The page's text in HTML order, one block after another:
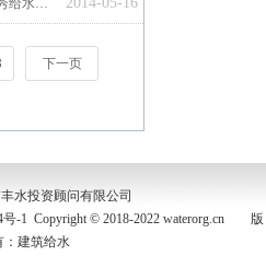
关于组织《2014 年中国建筑学会优秀给水排水设计奖》评选工作的通知
下一页
水投资顾问有限公司
号-1 Copyright © 2018-2022 waterorg.cn 版
：建筑给水